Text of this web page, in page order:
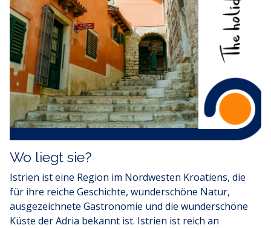
Wo liegt sie?
Istrien ist eine Region im Nordwesten Kroatiens, die
für ihre reiche Geschichte, wunderschöne Natur,
ausgezeichnete Gastronomie und die wunderschöne
Küste der Adria bekannt ist. Istrien ist reich an